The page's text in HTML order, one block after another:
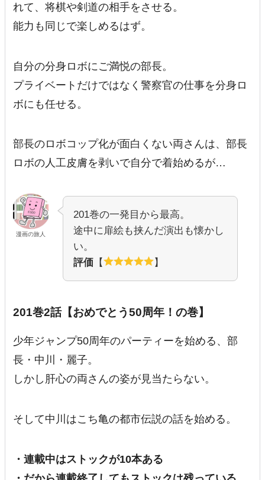
れて、将棋や剣道の相手をさせる。
能力も同じで楽しめるはず。
自分の分身ロボにご満悦の部長。
プライベートだけではなく警察官の仕事を分身ロ
ボにも任せる。
部長のロボコップ化が面白くない両さんは、部長
ロボの人工皮膚を剥いで自分で着始めるが…
漫画の旅人
201巻の一発目から最高。
途中に扉絵も挟んだ演出も懐かし
い。
評価 【 】
201巻2話【おめでとう50周年！の巻】
少年ジャンプ50周年のパーティーを始める、部
長・中川・麗子。
しかし肝心の両さんの姿が見当たらない。
そして中川はこち亀の都市伝説の話を始める。
・連載中はストックが10本ある